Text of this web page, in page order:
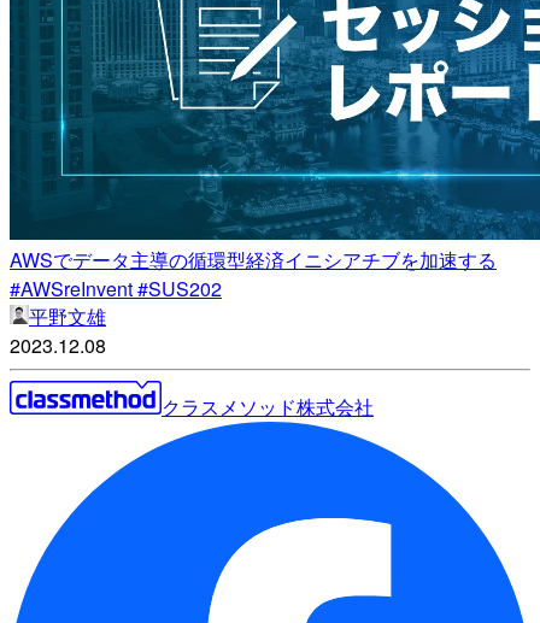
AWSでデータ主導の循環型経済イニシアチブを加速する
#AWSreInvent #SUS202
平野文雄
2023.12.08
クラスメソッド株式会社